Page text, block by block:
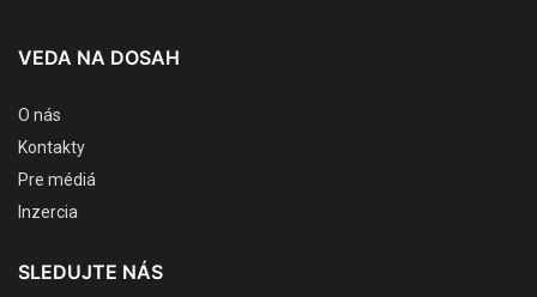
VEDA NA DOSAH
O nás
Kontakty
Pre médiá
Inzercia
SLEDUJTE NÁS